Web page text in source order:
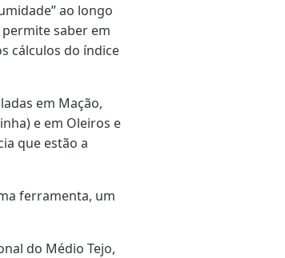
ao longo
saber em
cálculos do índice
em Mação,
e em Oleiros e
que estão a
ferramenta, um
do Médio Tejo,